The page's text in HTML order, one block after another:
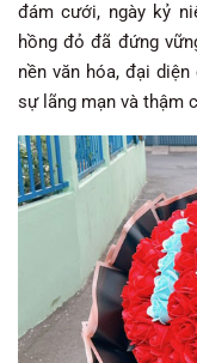
đám cưới, ngày kỷ
hồng đỏ đã đứng
nền văn hóa, đại
sự lãng mạn và thậm